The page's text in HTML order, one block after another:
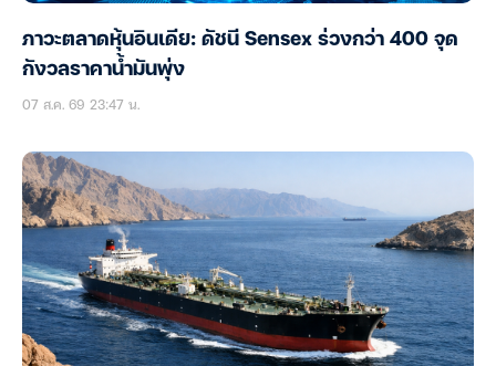
ภาวะตลาดหุ้นอินเดีย: ดัชนี Sensex ร่วงกว่า 400 จุด
กังวลราคาน้ำมันพุ่ง
07 ส.ค. 69 23:47 น.